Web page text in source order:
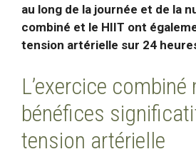
au long de la journée et de la
combiné et le HIIT ont
tension artérielle sur 24
L’exercice
bénéfices
tension artérielle